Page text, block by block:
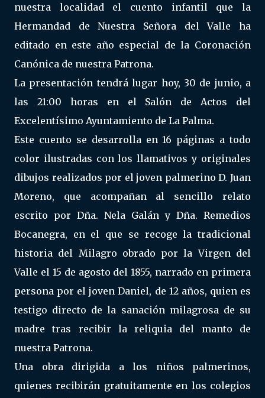
nuestra localidad el cuento infantil que la
Hermandad de Nuestra Señora del Valle ha
editado en este año especial de la Coronación
Canónica de nuestra Patrona.
La presentación tendrá lugar hoy, 30 de junio, a
las 21:00 horas en el Salón de Actos del
Excelentísimo Ayuntamiento de La Palma.
Este cuento se desarrolla en 16 páginas a todo
color ilustradas con los llamativos y originales
dibujos realizados por el joven palmerino D. Juan
Moreno, que acompañan al sencillo relato
escrito por Dña. Nela Galán y Dña. Remedios
Bocanegra, en el que se recoge la tradicional
historia del Milagro obrado por la Virgen del
Valle el 15 de agosto del 1855, narrado en primera
persona por el joven Daniel, de 12 años, quien es
testigo directo de la sanación milagrosa de su
madre tras recibir la reliquia del manto de
nuestra Patrona.
Una obra dirigida a los niños palmerinos,
quienes recibirán gratuitamente en los colegios